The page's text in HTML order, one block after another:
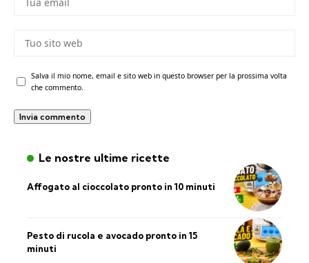
Salva il mio nome, email e sito web in questo browser per la prossima volta
che commento.
Le nostre ultime ricette
Affogato al cioccolato pronto in 10 minuti
Pesto di rucola e avocado pronto in 15
minuti